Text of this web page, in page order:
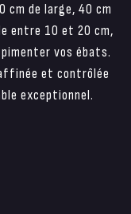
cm de large, 40 cm
entre 10 et 20 cm,
vos ébats.
et contrôlée
exceptionnel.